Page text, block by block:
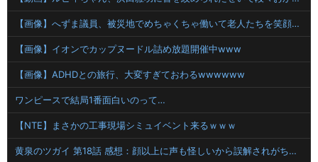
【画像】へずま議員、被災地でめちゃくちゃ働いて老人たちを笑顔にしてしまうwwwwwwwwwwwwwwww
【画像】イオンでカップヌードル詰め放題開催中www
【画像】ADHDとの旅行、大変すぎておわるwwwwww
ワンピースで結局1番面白いのって…
【NTE】まさかの工事現場シミュイベント来るｗｗｗ
黄泉のツガイ 第18話 感想：顔以上に声も怪しいから誤解されがちなアスマさん！